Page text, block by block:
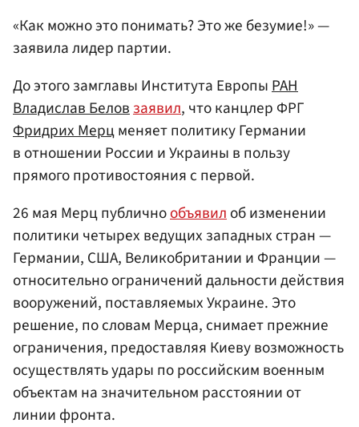
«Как можно это понимать? Это же безумие!» —
заявила лидер партии.
До этого замглавы Института ЕвропыРАН
Владислав Беловзаявил, что канцлер ФРГ
Фридрих Мерцменяет политику Германии
в отношении России и Украины в пользу
прямого противостояния с первой.
26 мая Мерц публичнообъявилоб изменении
политики четырех ведущих западных стран —
Германии, США, Великобритании и Франции —
относительно ограничений дальности действия
вооружений, поставляемых Украине. Это
решение, по словам Мерца, снимает прежние
ограничения, предоставляя Киеву возможность
осуществлять удары по российским военным
объектам на значительном расстоянии от
линии фронта.